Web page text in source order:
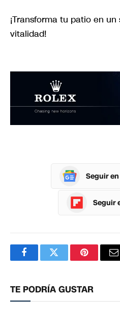
¡Transforma tu patio en
vitalidad!
Seguir
Seguir
FacebookTwitterPinterest
TE PODRÍA GUSTAR